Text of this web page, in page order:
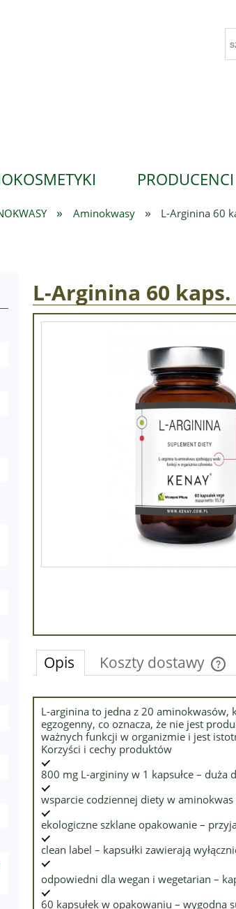
PRODUCENCI
» Aminokwasy » L-Arginina 60
L-Arginina 60 kaps.
Opis Koszty dostawy
L-arginina to jedna z 20 aminokwasów,
egzogenny, co oznacza, że nie jest
ważnych funkcji w organizmie i jest
Korzyści i cechy produktów
800 mg L-argininy w 1 kapsułce –
wsparcie codziennej diety w
ekologiczne szklane opakowanie –
clean label – kapsułki zawierają
odpowiedni dla wegan i wegetarian –
60 kapsułek w opakowaniu – wygodna